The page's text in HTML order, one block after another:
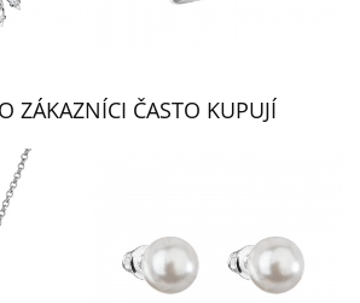
ZÁKAZNÍCI ČASTO KUPUJÍ